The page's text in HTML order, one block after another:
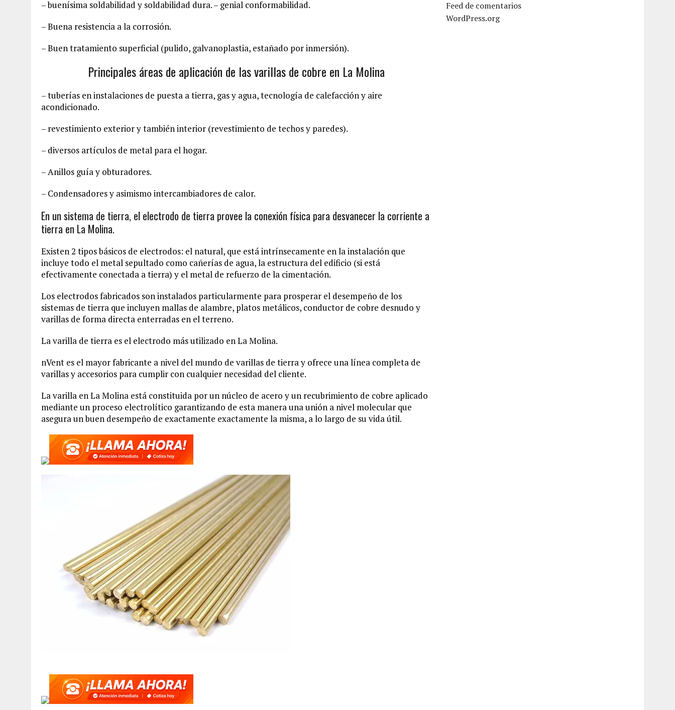
– buenísima soldabilidad y soldabilidad dura. – genial conformabilidad.
– Buena resistencia a la corrosión.
– Buen tratamiento superficial (pulido, galvanoplastia, estañado por inmersión).
Principales áreas de aplicación de las varillas de cobre en La Molina
– tuberías en instalaciones de puesta a tierra, gas y agua, tecnología de calefacción y aire
acondicionado.
– revestimiento exterior y también interior (revestimiento de techos y paredes).
– diversos artículos de metal para el hogar.
– Anillos guía y obturadores.
– Condensadores y asimismo intercambiadores de calor.
En un sistema de tierra, el electrodo de tierra provee la conexión física para desvanecer la corriente a
tierra en La Molina.
Existen 2 tipos básicos de electrodos: el natural, que está intrínsecamente en la instalación que
incluye todo el metal sepultado como cañerías de agua, la estructura del edificio (si está
efectivamente conectada a tierra) y el metal de refuerzo de la cimentación.
Los electrodos fabricados son instalados particularmente para prosperar el desempeño de los
sistemas de tierra que incluyen mallas de alambre, platos metálicos, conductor de cobre desnudo y
varillas de forma directa enterradas en el terreno.
La varilla de tierra es el electrodo más utilizado en La Molina.
nVent es el mayor fabricante a nivel del mundo de varillas de tierra y ofrece una línea completa de
varillas y accesorios para cumplir con cualquier necesidad del cliente.
La varilla en La Molina está constituida por un núcleo de acero y un recubrimiento de cobre aplicado
mediante un proceso electrolítico garantizando de esta manera una unión a nivel molecular que
asegura un buen desempeño de exactamente exactamente la misma, a lo largo de su vida útil.
Feed de comentarios
WordPress.org